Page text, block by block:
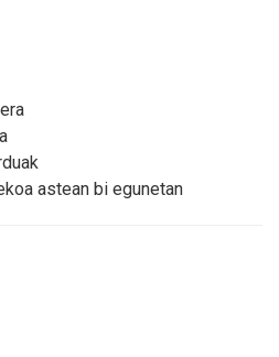
astean bi egunetan